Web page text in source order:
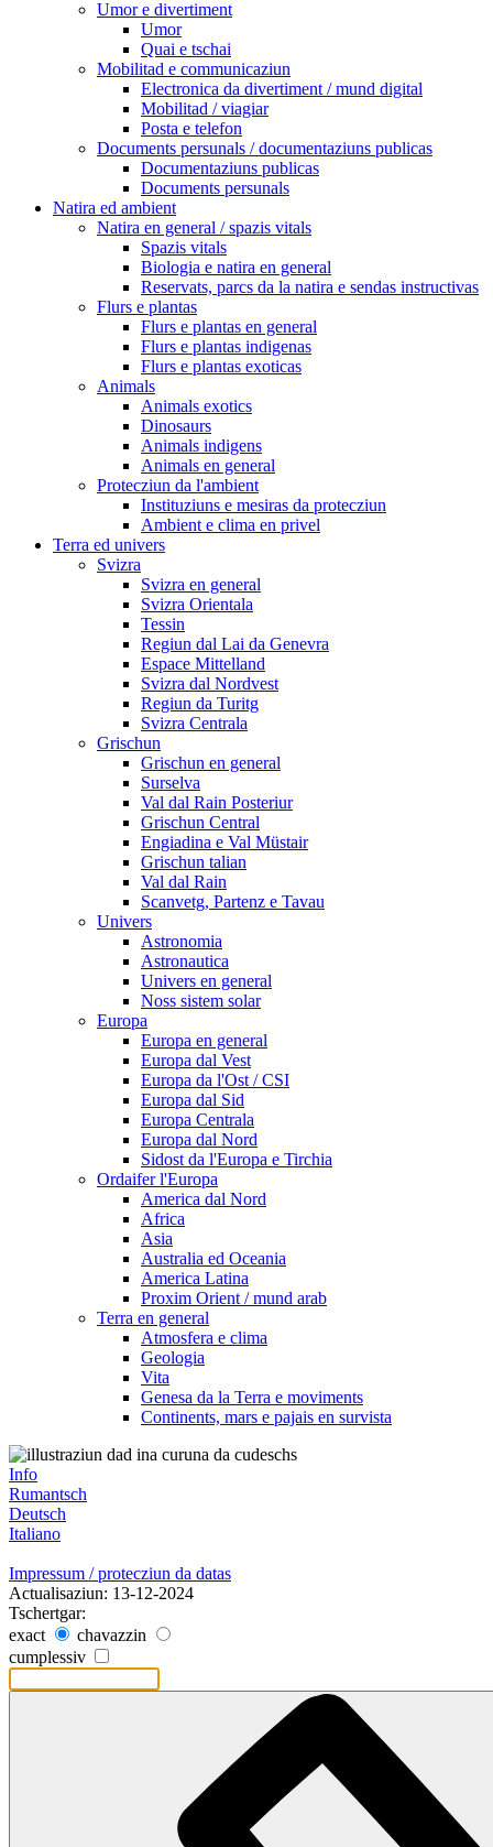
Umor e divertiment
Umor
Quai e tschai
Mobilitad e communicaziun
Electronica da divertiment / mund digital
Mobilitad / viagiar
Posta e telefon
Documents persunals / documentaziuns publicas
Documentaziuns publicas
Documents persunals
Natira ed ambient
Natira en general / spazis vitals
Spazis vitals
Biologia e natira en general
Reservats, parcs da la natira e sendas instructivas
Flurs e plantas
Flurs e plantas en general
Flurs e plantas indigenas
Flurs e plantas exoticas
Animals
Animals exotics
Dinosaurs
Animals indigens
Animals en general
Protecziun da l'ambient
Instituziuns e mesiras da protecziun
Ambient e clima en privel
Terra ed univers
Svizra
Svizra en general
Svizra Orientala
Tessin
Regiun dal Lai da Genevra
Espace Mittelland
Svizra dal Nordvest
Regiun da Turitg
Svizra Centrala
Grischun
Grischun en general
Surselva
Val dal Rain Posteriur
Grischun Central
Engiadina e Val Müstair
Grischun talian
Val dal Rain
Scanvetg, Partenz e Tavau
Univers
Astronomia
Astronautica
Univers en general
Noss sistem solar
Europa
Europa en general
Europa dal Vest
Europa da l'Ost / CSI
Europa dal Sid
Europa Centrala
Europa dal Nord
Sidost da l'Europa e Tirchia
Ordaifer l'Europa
America dal Nord
Africa
Asia
Australia ed Oceania
America Latina
Proxim Orient / mund arab
Terra en general
Atmosfera e clima
Geologia
Vita
Genesa da la Terra e moviments
Continents, mars e pajais en survista
Info
Rumantsch
Deutsch
Italiano
Impressum / protecziun da datas
Actualisaziun: 13-12-2024
Tschertgar:
exact
chavazzin
cumplessiv